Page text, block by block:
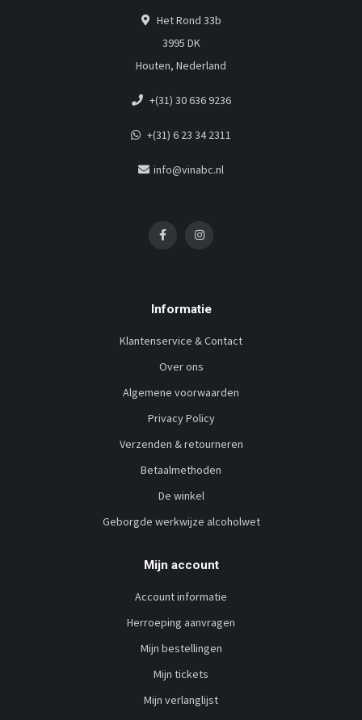
Het Rond 33b
3995 DK
Houten, Nederland
+(31) 30 636 9236
+(31) 6 23 34 2311
info@vinabc.nl
Informatie
Klantenservice & Contact
Over ons
Algemene voorwaarden
Privacy Policy
Verzenden & retourneren
Betaalmethoden
De winkel
Geborgde werkwijze alcoholwet
Mijn account
Account informatie
Herroeping aanvragen
Mijn bestellingen
Mijn tickets
Mijn verlanglijst